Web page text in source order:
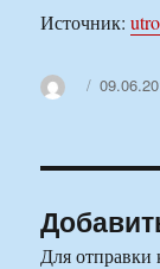
Источник:
Автор
Для отправки